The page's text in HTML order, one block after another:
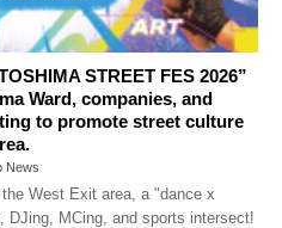
STREET FES 2026”
Ward, companies, and
to promote street culture
News
West Exit area, a "dance x
DJing, MCing, and sports intersect!